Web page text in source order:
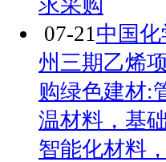
求采购
07-21中国
州三期乙烯
购绿色建材:
温材料，基
智能化材料